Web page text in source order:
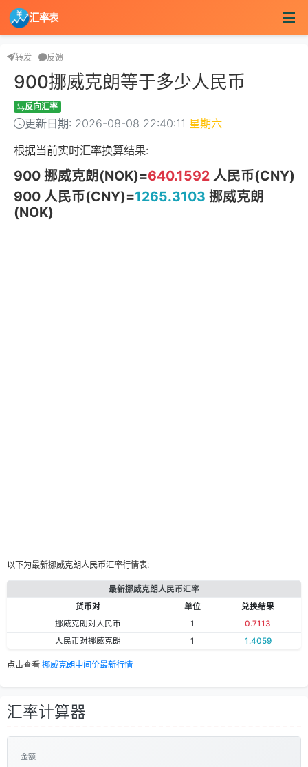
汇率表
转发 反馈
900挪威克朗等于多少人民币
反向汇率
更新日期: 2026-08-08 22:40:11 星期六
根据当前实时汇率换算结果:
900 挪威克朗(NOK)=640.1592人民币(CNY)
900 人民币(CNY)=1265.3103 挪威克朗
(NOK)
以下为最新挪威克朗人民币汇率行情表:
最新挪威克朗人民币汇率
货币对
单位
兑换结果
挪威克朗对人民币
1
0.7113
人民币对挪威克朗
1 1.4059
点击查看 挪威克朗中间价最新行情
汇率计算器
金额